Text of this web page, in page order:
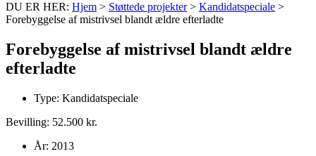
DU ER HER: Hjem > Støttede projekter> Kandidatspeciale >
Forebyggelse af mistrivsel blandt ældre efterladte
Forebyggelse af mistrivsel blandt ældre
efterladte
Type: Kandidatspeciale
Bevilling: 52.500 kr.
År: 2013